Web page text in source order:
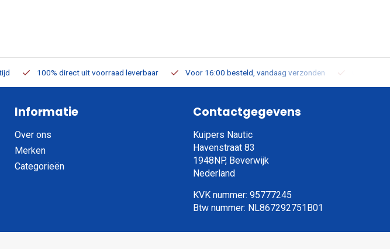
100% direct uit voorraad leverbaar Voor 16:00 besteld, vandaag verzonden
Informatie
Over ons
Merken
Categorieën
Contactgegevens
Kuipers Nautic
Havenstraat 83
1948NP, Beverwijk
Nederland
KVK nummer: 95777245
Btw nummer: NL867292751B01